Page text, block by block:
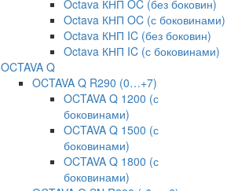
Octava КНП OC (без боковин)
Octava КНП OC (с боковинами)
Octava КНП IC (без боковин)
Octava КНП IC (с боковинами)
OCTAVA Q
OCTAVA Q R290 (0…+7)
OCTAVA Q 1200 (с
боковинами)
OCTAVA Q 1500 (с
боковинами)
OCTAVA Q 1800 (с
боковинами)